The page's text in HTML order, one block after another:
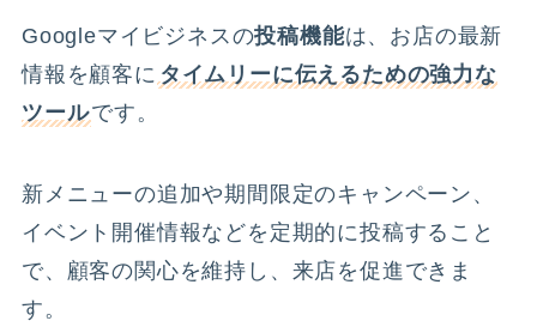
Googleマイビジネスの投稿機能は、お店の最新
情報を顧客に タイムリーに伝えるための強力な
ツールです。
新メニューの追加や期間限定のキャンペーン、
イベント開催情報などを定期的に投稿すること
で、顧客の関心を維持し、来店を促進できま
す。